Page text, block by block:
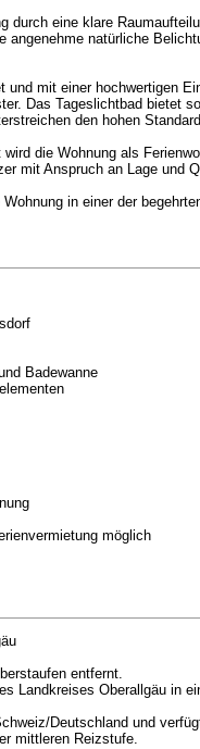
durch eine klare
angenehme natürliche
und mit einer hochwertigen
Das Tageslichtbad bietet
den hohen
die Wohnung als
mit Anspruch an Lage
in einer der
Badewanne
möglich
entfernt.
Landkreises Oberallgäu in
Deutschland und
mittleren Reizstufe.